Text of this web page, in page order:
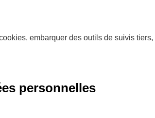
embarquer des outils de suivis
personnelles